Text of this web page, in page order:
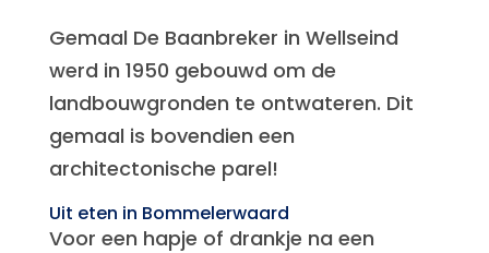
Gemaal De Baanbreker in Wellseind
werd in 1950 gebouwd om de
landbouwgronden te ontwateren. Dit
gemaal is bovendien een
architectonische parel!
Uit eten in Bommelerwaard
Voor een hapje of drankje na een